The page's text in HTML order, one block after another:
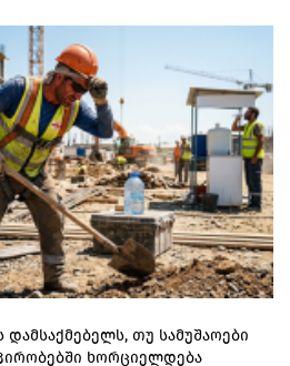
თუ სამუშაოები
ხორციელდება